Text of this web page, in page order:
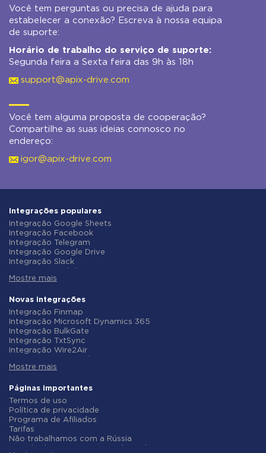
Você tem perguntas ou precisa de ajuda para
estabelecer a conexão? Escreva à nossa equipa
de suporte:
Horário de trabalho do serviço de suporte:
Segunda feira a Sexta feira das 9h às 18h
support@apix-drive.com
Você tem alguma proposta de cooperação?
Compartilhe as suas ideias connosco no
endereço:
igor@apix-drive.com
Integrações populares
Integração Google Sheets
Integração Facebook
Integração Telegram
Integração Google Drive
Integração Slack
Integração Gmail
Integração ClickUp
Integração Airtable
Integração Google Contacts
Integração OpenAI (ChatGPT)
Integração Instagram
Integração ActiveCampaign
Integração Typeform
Integração Salesforce CRM
Integração Notion
Integração AWeber
Integração Asana
Integração ZOHO CRM
Integração Webhooks
Integração GetResponse
Mostre mais
Novas integrações
Integração Finmap
Integração Microsoft Dynamics 365
Integração BulkGate
Integração TxtSync
Integração Wire2Air
Integração Infobip
Integração AtomPark
Integração TXTImpact
Integração Campaign Monitor
Integração CM.com
Integração D7 Networks
Integração SMS.to
Integração SMSGlobal
Mostre mais
Páginas importantes
Termos de uso
Política de privacidade
Programa de Afiliados
Tarifas
Não trabalhamos com a Rússia